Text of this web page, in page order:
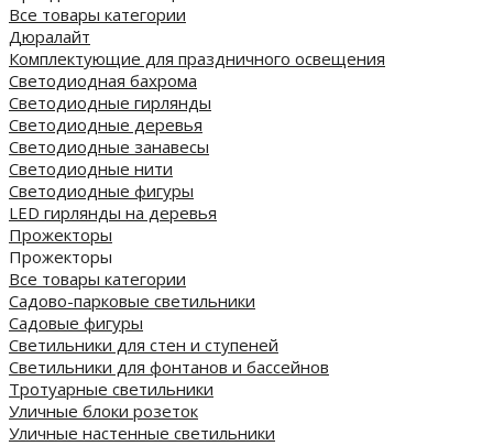
Все товары категории
Дюралайт
Комплектующие для праздничного освещения
Светодиодная бахрома
Светодиодные гирлянды
Светодиодные деревья
Светодиодные занавесы
Светодиодные нити
Светодиодные фигуры
LED гирлянды на деревья
Прожекторы
Прожекторы
Все товары категории
Садово-парковые светильники
Садовые фигуры
Светильники для стен и ступеней
Светильники для фонтанов и бассейнов
Тротуарные светильники
Уличные блоки розеток
Уличные настенные светильники